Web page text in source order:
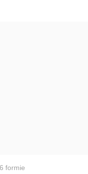
formie